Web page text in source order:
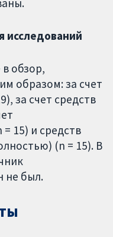
исследований
обзор,
образом: за счет
за счет средств
15) и средств
(n = 15). В
не был.